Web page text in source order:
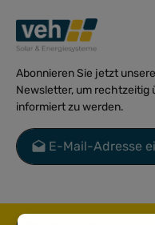
Abonnieren Sie jetzt
Newsletter, um rechtzeitig
informiert zu werden.
E-Mail-Adresse*
Ich habe die